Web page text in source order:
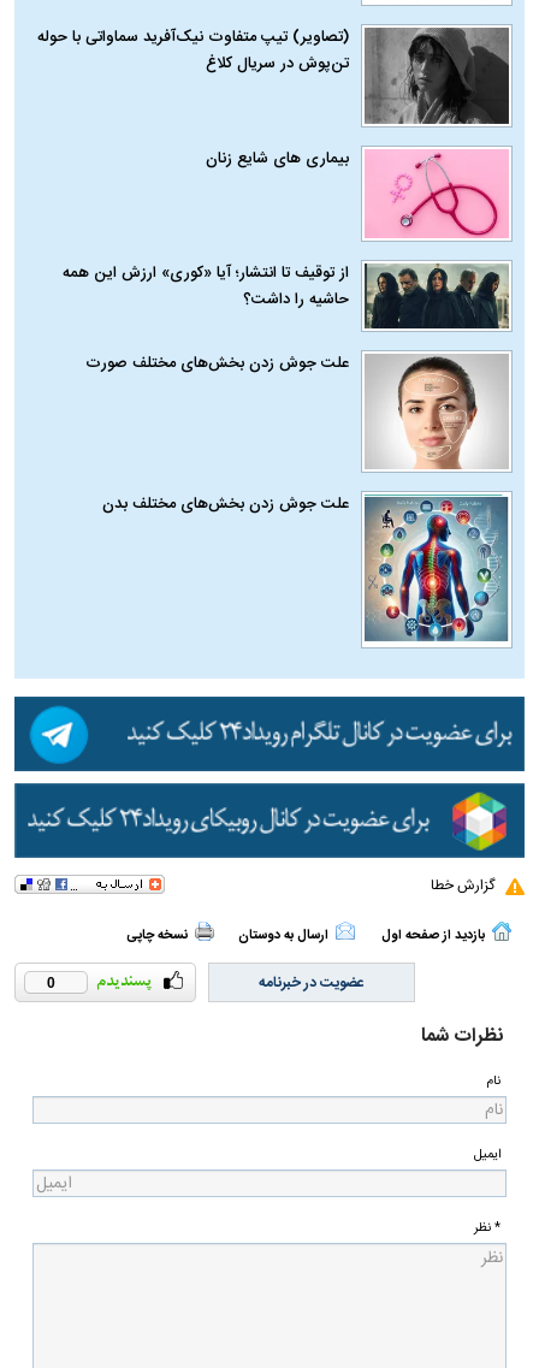
(تصاویر) تیپ متفاوت نیک‌آفرید سماواتی با حوله
تن‌پوش در سریال کلاغ
بیماری‌ های شایع زنان
از توقیف تا انتشار؛ آیا «کوری» ارزش این همه
حاشیه را داشت؟
علت جوش زدن بخش‌های مختلف صورت
علت جوش زدن بخش‌های مختلف بدن
گزارش خطا
بازدید از صفحه اول ارسال به دوستان نسخه چاپی
0 عضویت در خبرنامه
نظرات شما
نام
ایمیل
* نظر